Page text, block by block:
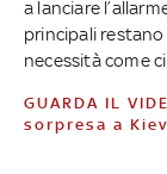
a lanciare
principali restano
necessità come
GUARDA IL VIDEO: Guerra in Ucraina, Sunak a
sorpresa a Kiev